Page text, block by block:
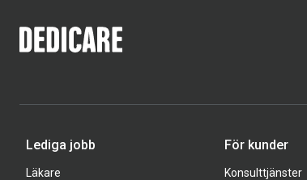
Lediga jobb
Läkare
För kunder
Konsulttjänster